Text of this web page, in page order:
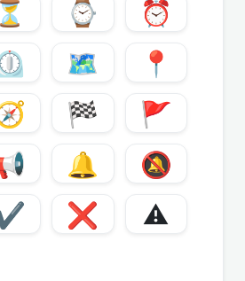
⏳ ⌚
⏰
🗺️
📍
🏁
🚩
🔔
🔕
❌ ⚠️